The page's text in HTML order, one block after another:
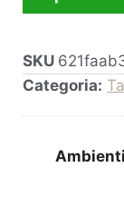
SKU
Categoria:
Ambienti